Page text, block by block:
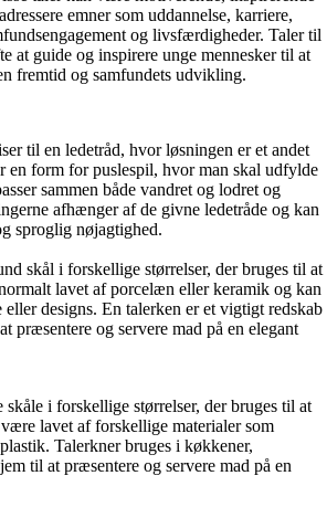
emner som uddannelse, karriere,
og livsfærdigheder. Taler til
at guide og inspirere unge mennesker til at
fremtid og samfundets udvikling.
til en ledetråd, hvor løsningen er et andet
en form for puslespil, hvor man skal udfylde
sammen både vandret og lodret og
afhænger af de givne ledetråde og kan
sproglig nøjagtighed.
skål i forskellige størrelser, der bruges til at
lavet af porcelæn eller keramik og kan
designs. En talerken er et vigtigt redskab
præsentere og servere mad på en elegant
skåle i forskellige størrelser, der bruges til at
lavet af forskellige materialer som
Talerkner bruges i køkkener,
til at præsentere og servere mad på en